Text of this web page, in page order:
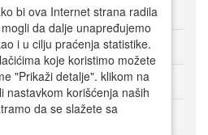
bi ova Internet strana radila
da dalje unapređujemo
i u cilju praćenja statistike.
koje koristimo možete
"Prikaži detalje". klikom na
nastavkom korišćenja naših
da se slažete sa